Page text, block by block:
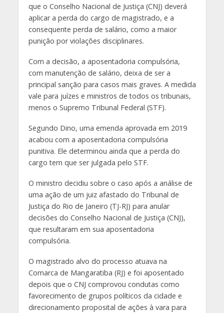
que o Conselho Nacional de Justiça (CNJ) deverá
aplicar a perda do cargo de magistrado, e a
consequente perda de salário, como a maior
punição por violações disciplinares.
Com a decisão, a aposentadoria compulsória,
com manutenção de salário, deixa de ser a
principal sanção para casos mais graves. A medida
vale para juízes e ministros de todos os tribunais,
menos o Supremo Tribunal Federal (STF).
Segundo Dino, uma emenda aprovada em 2019
acabou com a aposentadoria compulsória
punitiva. Ele determinou ainda que a perda do
cargo tem que ser julgada pelo STF.
O ministro decidiu sobre o caso após a análise de
uma ação de um juiz afastado do Tribunal de
Justiça do Rio de Janeiro (TJ-RJ) para anular
decisões do Conselho Nacional de Justiça (CNJ),
que resultaram em sua aposentadoria
compulsória.
O magistrado alvo do processo atuava na
Comarca de Mangaratiba (RJ) e foi aposentado
depois que o CNJ comprovou condutas como
favorecimento de grupos políticos da cidade e
direcionamento proposital de ações à vara para